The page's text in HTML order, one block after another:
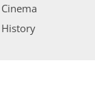
Cinema
History